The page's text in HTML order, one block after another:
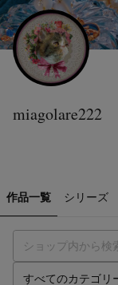
miagolare222
作品一覧 シリーズ